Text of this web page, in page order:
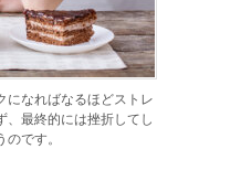
になればなるほどストレ
、最終的には挫折してし
です。